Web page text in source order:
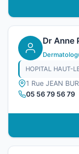
Dr Anne
HOPITAL HAUT-
1 Rue JEAN
05 56 79 56 79